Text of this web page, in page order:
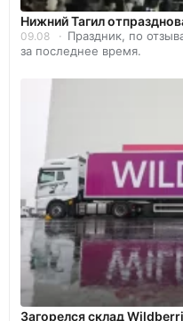
Нижний Тагил
09.08
Праздник, по
за последнее время.
Загорелся склад